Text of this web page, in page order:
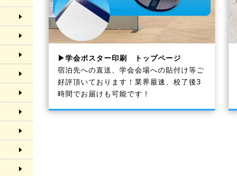
▶学会ポスター印刷 トップページ
宿泊先への直送、学会会場への貼付け等ご
好評頂いております！業界最速、校了後3
時間でお届けも可能です！